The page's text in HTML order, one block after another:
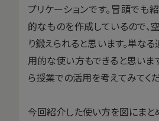
プリケーションです。冒頭でも
的なものを作成しているので
り鍛えられると思います。単な
用的な使い方もできると思いま
ら授業での活用を考えてみてくだ
今回紹介した使い方を図にまと